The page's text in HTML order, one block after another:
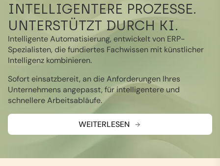
INTELLIGENTERE PROZESSE.
UNTERSTÜTZT DURCH KI.
Intelligente Automatisierung, entwickelt von ERP-
Spezialisten, die fundiertes Fachwissen mit künstlicher
Intelligenz kombinieren.
Sofort einsatzbereit, an die Anforderungen Ihres
Unternehmens angepasst, für intelligentere und
schnellere Arbeitsabläufe.
WEITERLESEN